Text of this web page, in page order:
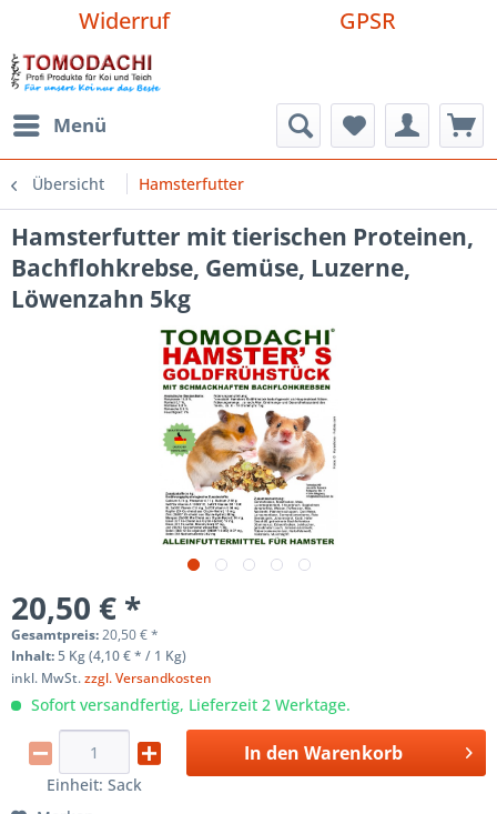
Widerruf GPSR
Menü
Übersicht Hamsterfutter
Hamsterfutter mit tierischen Proteinen,
Bachflohkrebse, Gemüse, Luzerne,
Löwenzahn 5kg
20,50 € *
Gesamtpreis:20,50€*
Inhalt:5 Kg (4,10 € * / 1 Kg)
inkl. MwSt.zzgl. Versandkosten
Sofort versandfertig, Lieferzeit 2 Werktage.
Einheit: Sack
In den Warenkorb